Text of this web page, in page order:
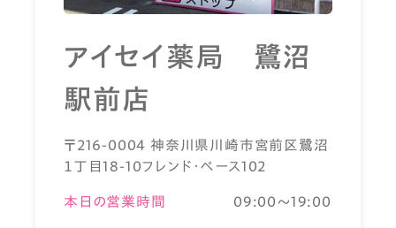
アイセイ薬局 鷺沼
駅前店
〒216-0004 神奈川県川崎市宮前区鷺沼
１丁目18-10フレンド・ベース102
本日の営業時間 09:00～19:00